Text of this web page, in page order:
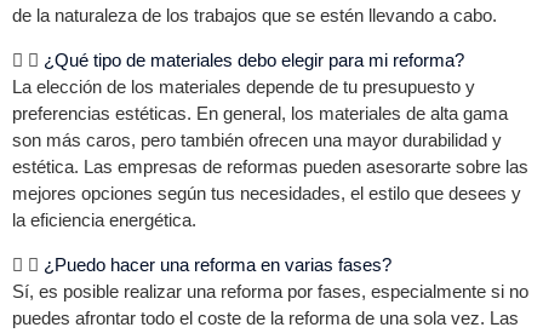
de la naturaleza de los trabajos que se estén llevando a cabo.
¿Qué tipo de materiales debo elegir para mi reforma?
La elección de los materiales depende de tu presupuesto y
preferencias estéticas. En general, los materiales de alta gama
son más caros, pero también ofrecen una mayor durabilidad y
estética. Las empresas de reformas pueden asesorarte sobre las
mejores opciones según tus necesidades, el estilo que desees y
la eficiencia energética.
¿Puedo hacer una reforma en varias fases?
Sí, es posible realizar una reforma por fases, especialmente si no
puedes afrontar todo el coste de la reforma de una sola vez. Las